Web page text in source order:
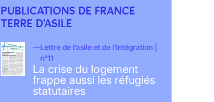
PUBLICATIONS DE FRANCE
TERRE D'ASILE
Lettre de l’asile et de l’intégration |
n°11
La crise du logement
frappe aussi les réfugiés
statutaires